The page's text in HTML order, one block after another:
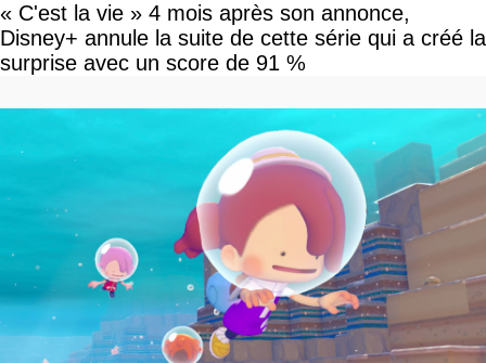
« C'est la vie » 4 mois après son annonce,
Disney+ annule la suite de cette série qui a créé la
surprise avec un score de 91 %